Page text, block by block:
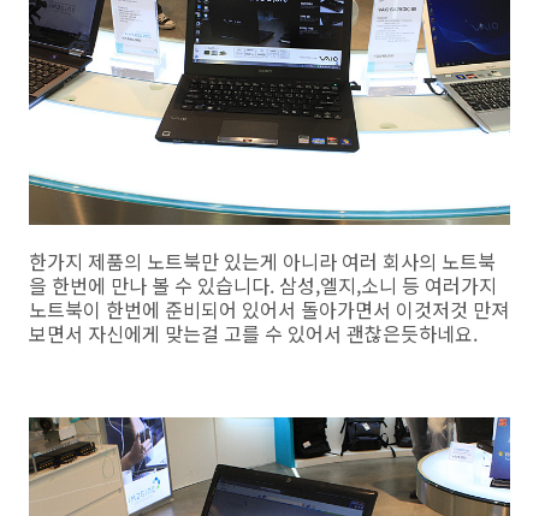
한가지 제품의 노트북만 있는게 아니라 여러 회사의 노트북
을 한번에 만나 볼 수 있습니다. 삼성,엘지,소니 등 여러가지
노트북이 한번에 준비되어 있어서 돌아가면서 이것저것 만져
보면서 자신에게 맞는걸 고를 수 있어서 괜찮은듯하네요.